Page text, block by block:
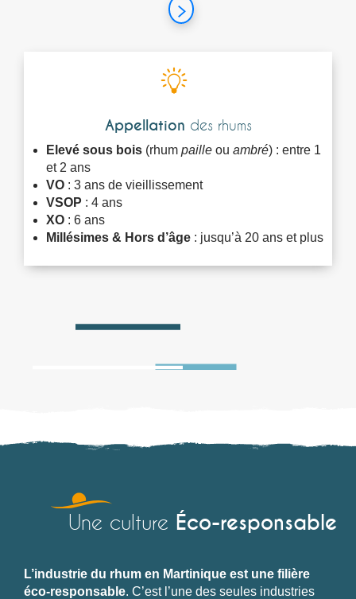
Appellation des rhums
Elevé sous bois (rhum paille ou ambré) : entre 1
et 2 ans
VO : 3 ans de vieillissement
VSOP : 4 ans
XO : 6 ans
Millésimes & Hors d’âge : jusqu’à 20 ans et plus
Une culture Éco-responsable
L’industrie du rhum en Martinique est une filière
éco-responsable. C’est l’une des seules industries